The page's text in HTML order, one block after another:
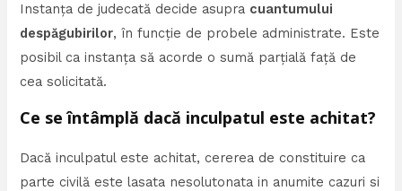
Instanța de judecată decide asupra cuantumului
despăgubirilor, în funcție de probele administrate. Este
posibil ca instanța să acorde o sumă parțială față de
cea solicitată.
Ce se întâmplă dacă inculpatul este achitat?
Dacă inculpatul este achitat, cererea de constituire ca
parte civilă este lasata nesolutonata in anumite cazuri si